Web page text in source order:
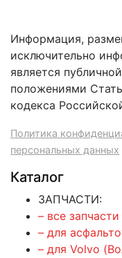
Информация,
исключительно
является
положениями
кодекса
Политика
персональных данных
Каталог
ЗАПЧАСТИ:
– все
– для
– для Volvo